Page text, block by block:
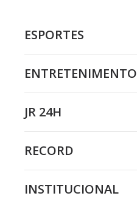
ESPORTES
ENTRETENIMENTO
JR 24H
RECORD
INSTITUCIONAL